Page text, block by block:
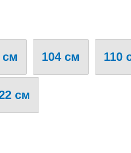
см 104 см 110
см